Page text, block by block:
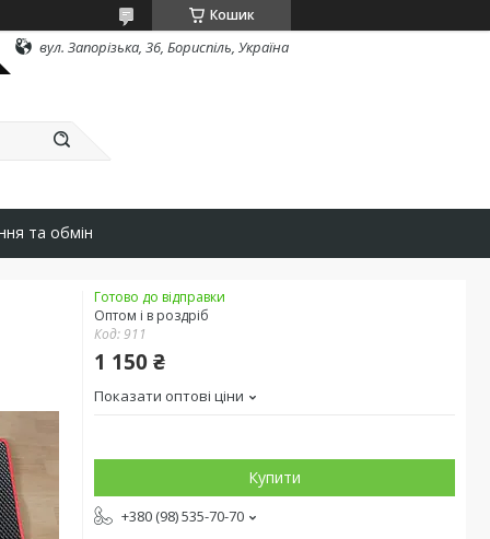
Кошик
вул. Запорізька, 36, Бориспіль, Україна
та обмін
Готово до відправки
Оптом і в роздріб
Код:911
1 150 ₴
Показати оптові ціни
Купити
+380 (98) 535-70-70